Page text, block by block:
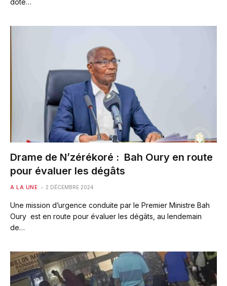
doté…
Drame de N’zérékoré : Bah Oury en route
pour évaluer les dégâts
A LA UNE 2 DÉCEMBRE 2024
Une mission d’urgence conduite par le Premier Ministre Bah
Oury est en route pour évaluer les dégâts, au lendemain
de…